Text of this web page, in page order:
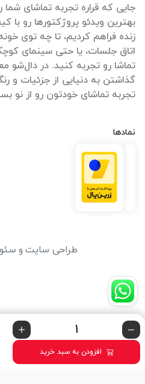
افزودن به سبد خرید
جایی که قراره تجربه تماشای شما
بهترین ویدئو پروژکتورها رو
زنده فراهم کردیم، تا چه توی
اتاق جلسات، یا حتی سینمای
تماشا رو تجربه کنید. در دال‌شو
گذاشتن به دنیایی از جزئیات و
تجربه تماشای خودتون رو از نو
نمادها
طراحی سایت و